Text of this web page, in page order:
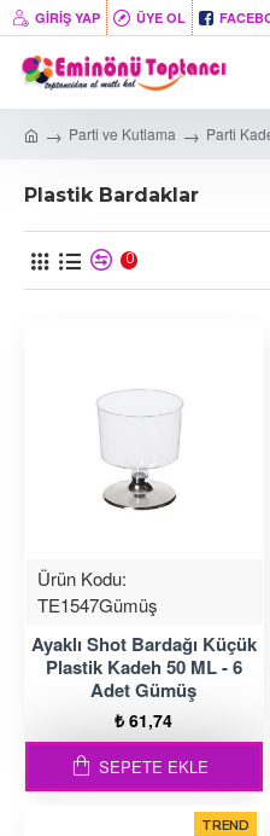
GIRIŞ YAP ÜYE OL
Parti ve Kutlama Parti
Plastik Bardaklar
0
Ürün Kodu:
TE1547Gümüş
Ayaklı Shot Bardağı Küçük
Plastik Kadeh 50 ML - 6
Adet Gümüş
₺ 61,74
SEPETE EKLE
TREND